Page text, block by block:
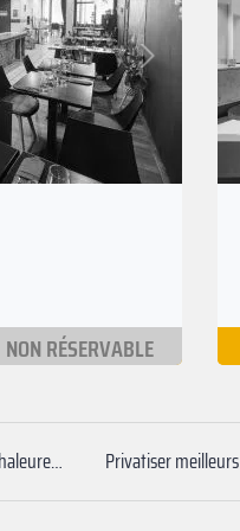
Suivant
NON RÉSERVABLE
Privatiser meilleurs restaurants chaleureux Lille